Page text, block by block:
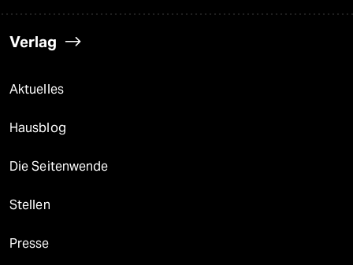
Verlag
Aktuelles
Hausblog
Die Seitenwende
Stellen
Presse